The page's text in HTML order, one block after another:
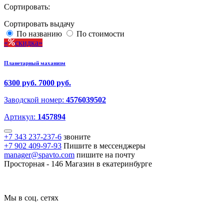
Сортировать:
Сортировать выдачу
По названию
По стоимости
скидка
Планетарный маханизм
6300 руб. 7000 руб.
Заводской номер: 4576039502
Артикул: 1457894
+7 343 237-237-6 звоните
+7 902 409-97-93 Пишите в мессенджеры
manager@spavto.com пишите на почту
Просторная - 146 Магазин в екатеринбурге
Мы в соц. сетях